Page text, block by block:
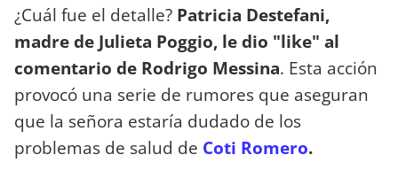
¿Cuál fue el detalle? Patricia Destefani,
madre de Julieta Poggio, le dio "like" al
comentario de Rodrigo Messina. Esta acción
provocó una serie de rumores que aseguran
que la señora estaría dudado de los
problemas de salud de Coti Romero.